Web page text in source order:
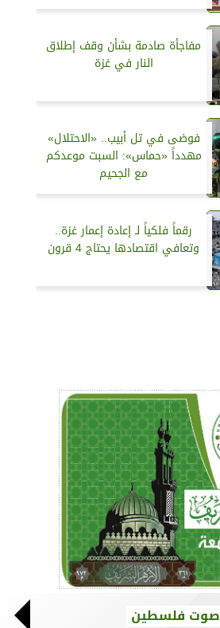
مفاجأة صادمة بشأن وقف إطلاق
النار في غزة
فوضى في تل أبيب.. «الاحتلال»
مهدداً «حماس»: السبت موعدكم
مع الجحيم
رقماً فلكياً لـ إعادة إعمار غزة..
وتعافي اقتصادها يحتاج 4 قرون
صوت فلسطين